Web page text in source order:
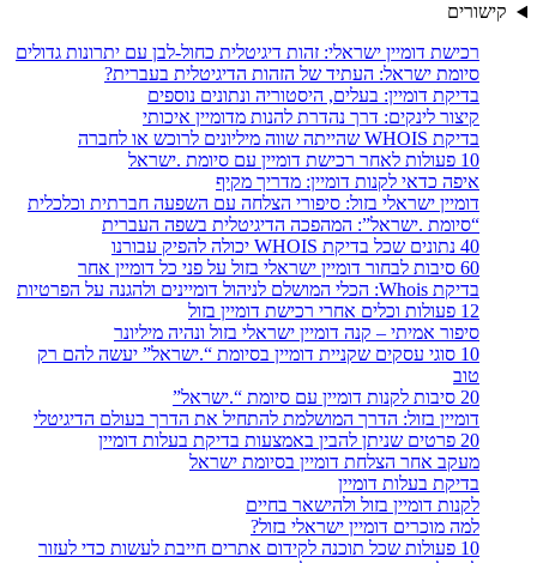
קישורים
רכישת דומיין ישראלי: זהות דיגיטלית כחול-לבן עם יתרונות גדולים
סיומת ישראל: העתיד של הזהות הדיגיטלית בעברית?
בדיקת דומיין: בעלים, היסטוריה ונתונים נוספים
קיצור לינקים: דרך נהדרת להנות מדומיין איכותי
בדיקת WHOIS שהייתה שווה מיליונים לרוכש או לחברה
10 פעולות לאחר רכישת דומיין עם סיומת .ישראל
איפה כדאי לקנות דומיין: מדריך מקיף
דומיין ישראלי בזול: סיפורי הצלחה עם השפעה חברתית וכלכלית
“סיומת .ישראל”: המהפכה הדיגיטלית בשפה העברית
40 נתונים שכל בדיקת WHOIS יכולה להפיק עבורנו
60 סיבות לבחור דומיין ישראלי בזול על פני כל דומיין אחר
בדיקת Whois: הכלי המושלם לניהול דומיינים ולהגנה על הפרטיות
12 פעולות וכלים אחרי רכישת דומיין בזול
סיפור אמיתי – קנה דומיין ישראלי בזול ונהיה מיליונר
10 סוגי עסקים שקניית דומיין בסיומת “.ישראל” יעשה להם רק
טוב
20 סיבות לקנות דומיין עם סיומת “.ישראל”
דומיין בזול: הדרך המושלמת להתחיל את הדרך בעולם הדיגיטלי
20 פרטים שניתן להבין באמצעות בדיקת בעלות דומיין
מעקב אחר הצלחת דומיין בסיומת ישראל
בדיקת בעלות דומיין
לקנות דומיין בזול ולהישאר בחיים
למה מוכרים דומיין ישראלי בזול?
10 פעולות שכל תוכנה לקידום אתרים חייבת לעשות כדי לעזור